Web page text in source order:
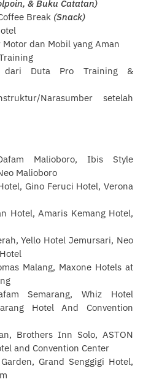
& Buku Catatan)
Break (Snack)
dan Mobil yang Aman
dari Duta Pro Training &
Narasumber setelah
Malioboro, Ibis Style
Malioboro
Gino Feruci Hotel, Verona
Hotel, Amaris Kemang Hotel,
Yello Hotel Jemursari, Neo
Malang, Maxone Hotels at
Semarang, Whiz Hotel
Hotel And Convention
Brothers Inn Solo, ASTON
and Convention Center
Grand Senggigi Hotel,